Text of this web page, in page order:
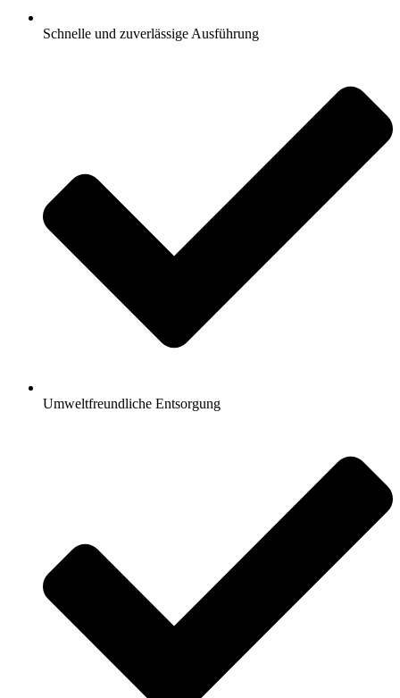
Schnelle und zuverlässige Ausführung
Umweltfreundliche Entsorgung